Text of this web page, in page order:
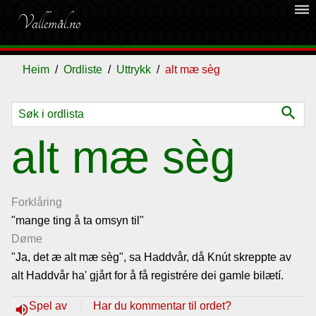
Vallemål.no
dehaze
Heim Ordliste Uttrykk alt mæ sèg
search
alt mæ sèg
Forklåring
"mange ting å ta omsyn til"
Døme
"Ja, det æ alt mæ sèg", sa Haddvår, då Knút skreppte av
alt Haddvår ha' gjårt for å få registrére dei gamle bilætí.
volume_upSpel av Har du kommentar til ordet?
Ordliste
Om
vallemålet
Gjestebok